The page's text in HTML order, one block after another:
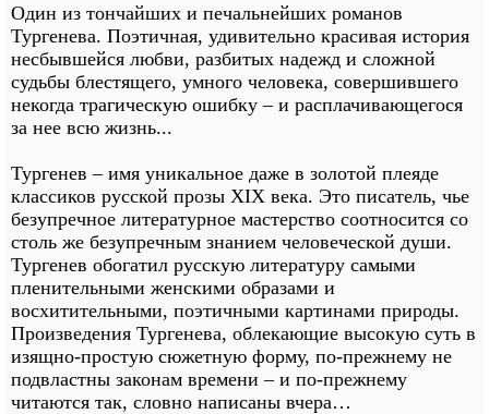
Один из тончайших и печальнейших романов
Тургенева. Поэтичная, удивительно красивая история
несбывшейся любви, разбитых надежд и сложной
судьбы блестящего, умного человека, совершившего
некогда трагическую ошибку – и расплачивающегося
за нее всю жизнь...
Тургенев – имя уникальное даже в золотой плеяде
классиков русской прозы XIX века. Это писатель, чье
безупречное литературное мастерство соотносится со
столь же безупречным знанием человеческой души.
Тургенев обогатил русскую литературу самыми
пленительными женскими образами и
восхитительными, поэтичными картинами природы.
Произведения Тургенева, облекающие высокую суть в
изящно-простую сюжетную форму, по-прежнему не
подвластны законам времени – и по-прежнему
читаются так, словно написаны вчера…